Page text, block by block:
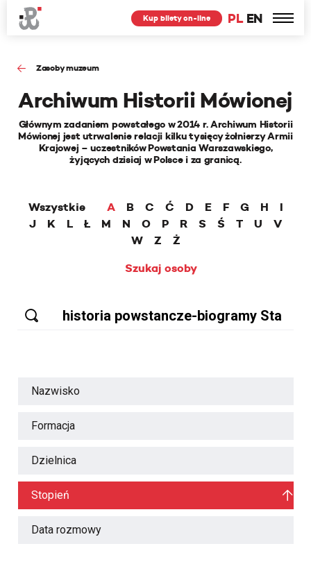
PL EN
Kup bilety on-line
Zasoby muzeum
Archiwum Historii Mówionej
Głównym zadaniem powstałego w 2014 r. Archiwum Historii
Mówionej jest utrwalenie relacji kilku tysięcy żołnierzy Armii
Krajowej – uczestników Powstania Warszawskiego,
żyjących dzisiaj w Polsce i za granicą.
Wszystkie A B C Ć D E F G H
I
J
K L Ł M N O P R S Ś T U
V
W
Z
Ż
Szukaj osoby
Nazwisko
Formacja
Dzielnica
Stopień
Data rozmowy